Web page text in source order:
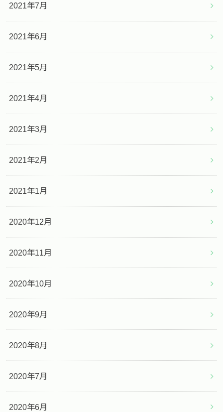
2021年7月
2021年6月
2021年5月
2021年4月
2021年3月
2021年2月
2021年1月
2020年12月
2020年11月
2020年10月
2020年9月
2020年8月
2020年7月
2020年6月